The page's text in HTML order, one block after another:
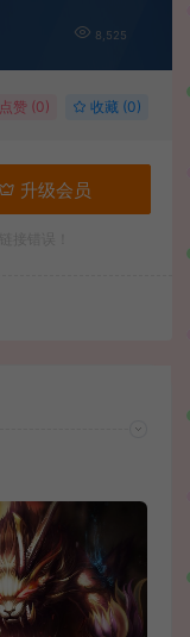
8,525
点赞 (0) 收藏 (0)
升级会员